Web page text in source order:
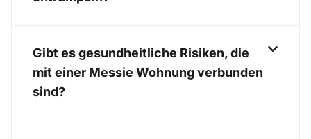
Gibt es gesundheitliche Risiken, die
mit einer Messie Wohnung verbunden
sind?